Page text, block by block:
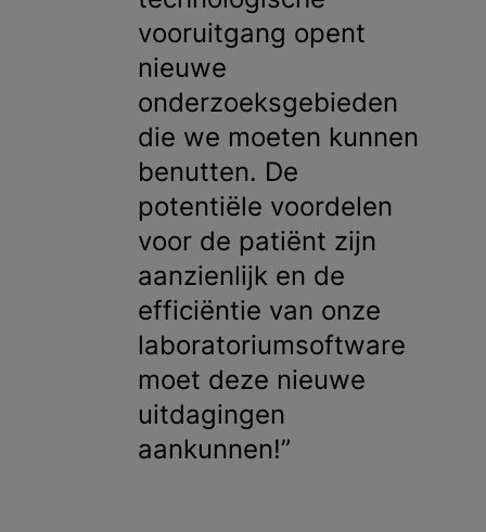
vooruitgang opent
nieuwe
onderzoeksgebieden
die we moeten kunnen
benutten. De
potentiële voordelen
voor de patiënt zijn
aanzienlijk en de
efficiëntie van onze
laboratoriumsoftware
moet deze nieuwe
uitdagingen
aankunnen!